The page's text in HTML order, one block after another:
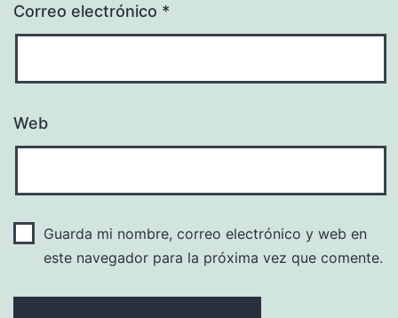
Correo electrónico *
Web
Guarda mi nombre, correo electrónico y web en
este navegador para la próxima vez que comente.